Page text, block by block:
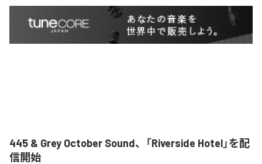
445 & Grey October Sound、「Riverside Hotel」を配
信開始